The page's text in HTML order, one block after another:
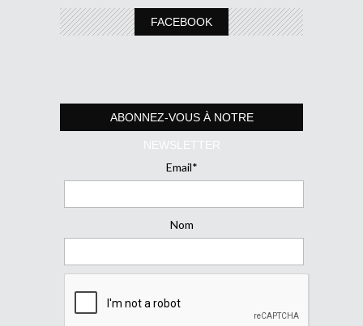
FACEBOOK
ABONNEZ-VOUS À NOTRE
NEWSLETTER
Email*
Nom